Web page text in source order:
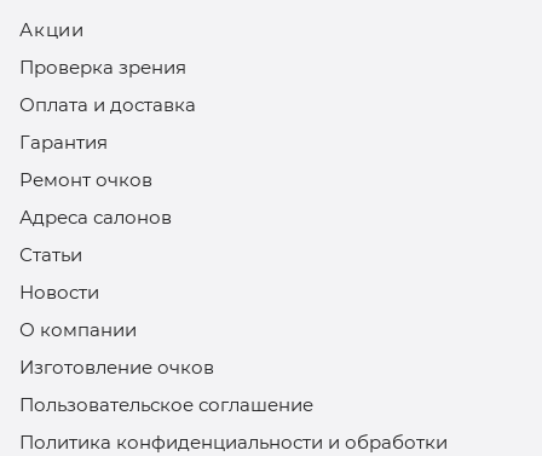
Акции
Проверка зрения
Оплата и доставка
Гарантия
Ремонт очков
Адреса салонов
Статьи
Новости
О компании
Изготовление очков
Пользовательское соглашение
Политика конфиденциальности и обработки